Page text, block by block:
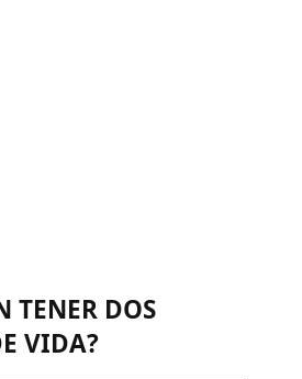
TENER DOS
VIDA?